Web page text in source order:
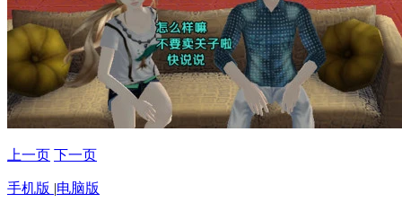
上一页 下一页
手机版 |电脑版